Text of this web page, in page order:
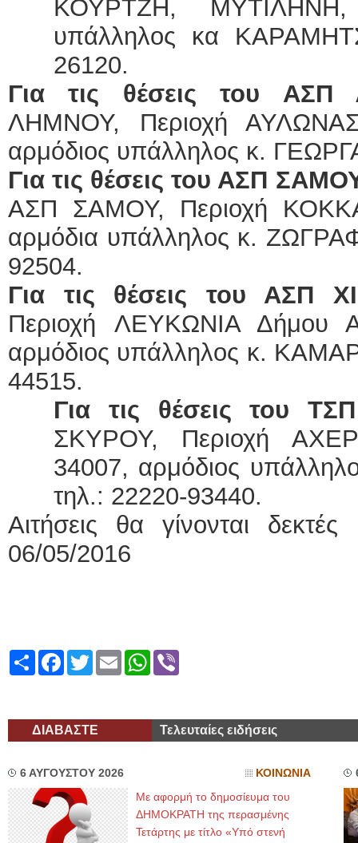
ΚΟΥΡΤΖΗ,
υπάλληλος κα
26120.
Για τις θέσεις του
ΑΣΠ
ΛΗΜΝΟΥ, Περιοχή
αρμόδιος υπάλληλος κ.
Για τις θέσεις του ΑΣΠ
ΑΣΠ ΣΑΜΟΥ, Περιοχή
αρμόδια υπάλληλος κ.
92504.
Για τις θέσεις του ΑΣΠ
Περιοχή
ΛΕΥΚΩΝΙΑ Δήμου
αρμόδιος υπάλληλος κ.
44515.
Για τις θέσεις του
ΣΚΥΡΟΥ, Περιοχή
34007, αρμόδιος
τηλ.: 22220-93440.
Αιτήσεις θα γίνονται
06/05/2016
ShareFacebook
TwitterEmailWhatsApp
ΔΙΑΒΑΣΤΕ Τελευταίες ειδήσεις
6 ΑΥΓΟΥΣΤΟΥ 2026 ΚΟΙΝΩΝΙΑ
Με αφορμή το δημοσίευμα του
ΔΗΜΟΚΡΑΤΗ της περασμένης
Τετάρτης με τίτλο «Υπό στενή